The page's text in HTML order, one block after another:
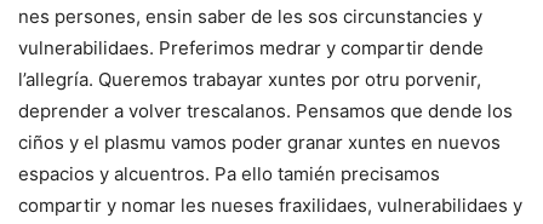
nes persones, ensin saber de les sos circunstancies y
vulnerabilidaes. Preferimos medrar y compartir dende
l’allegría. Queremos trabayar xuntes por otru porvenir,
deprender a volver trescalanos. Pensamos que dende los
ciños y el plasmu vamos poder granar xuntes en nuevos
espacios y alcuentros. Pa ello tamién precisamos
compartir y nomar les nueses fraxilidaes, vulnerabilidaes y